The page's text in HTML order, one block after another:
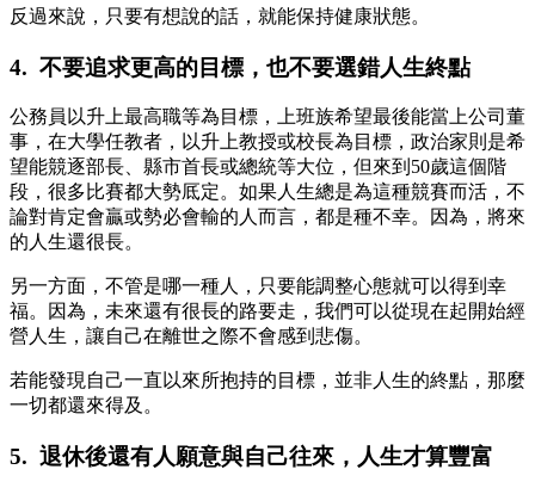
反過來說，只要有想說的話，就能保持健康狀態。
4. 不要追求更高的目標，也不要選錯人生終點
公務員以升上最高職等為目標，上班族希望最後能當上公司董
事，在大學任教者，以升上教授或校長為目標，政治家則是希
望能競逐部長、縣市首長或總統等大位，但來到50歲這個階
段，很多比賽都大勢厎定。如果人生總是為這種競賽而活，不
論對肯定會贏或勢必會輸的人而言，都是種不幸。因為，將來
的人生還很長。
另一方面，不管是哪一種人，只要能調整心態就可以得到幸
福。因為，未來還有很長的路要走，我們可以從現在起開始經
營人生，讓自己在離世之際不會感到悲傷。
若能發現自己一直以來所抱持的目標，並非人生的終點，那麼
一切都還來得及。
5. 退休後還有人願意與自己往來，人生才算豐富